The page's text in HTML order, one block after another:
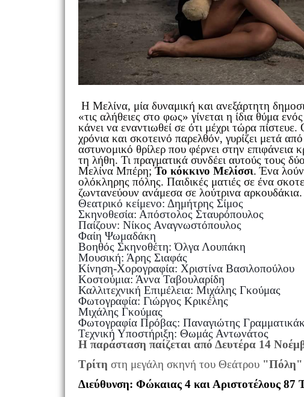
Η Μελίνα, μία δυναμική και ανεξάρτητη
«τις αλήθειες στο φως» γίνεται η ίδια θύμα
κάνει να εναντιωθεί σε ότι μέχρι τώρα
χρόνια και σκοτεινό παρελθόν, γυρίζει μετά
αστυνομικό θρίλερ που φέρνει στην
τη λήθη. Τι πραγματικά συνδέει αυτούς τους
Μελίνα Μπέρη; Το κόκκινο Μελίσσι. Ένα
ολόκληρης πόλης. Παιδικές ματιές σε ένα
ζωντανεύουν ανάμεσα σε λούτρινα αρκουδάκια.
Θεατρικό κείμενο: Δημήτρης Σίμος
Σκηνοθεσία: Απόστολος Σταυρόπουλος
Παίζουν: Νίκος Αναγνωστόπουλος
Φαίη Ψωμαδάκη
Βοηθός Σκηνοθέτη: Όλγα Λουπάκη
Μουσική: Άρης Σιαφάς
Κίνηση-Χορογραφία: Χριστίνα Βασιλοπούλου
Κοστούμια: Άννα Ταβουλαρίδη
Καλλιτεχνική Επιμέλεια: Μιχάλης Γκούμας
Φωτογραφία: Γιώργος Κρικέλης
Μιχάλης Γκούμας
Φωτογραφία Πρόβας: Παναγιώτης
Τεχνική Υποστήριξη: Θωμάς Αντωνάτος
Η παράσταση παίζεται από Δευτέρα 14
Τρίτη στη μεγάλη σκηνή του Θεάτρου"Πόλη"
Διεύθυνση: Φώκαιας 4 και Αριστοτέλους 87